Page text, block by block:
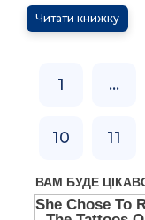
Читати книжку
1 ...
10 11